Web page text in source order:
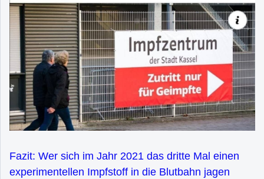
Fazit: Wer sich im Jahr 2021 das dritte Mal einen
experimentellen Impfstoff in die Blutbahn jagen